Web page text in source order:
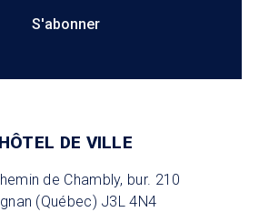
S'abonner
HÔTEL DE VILLE
de Chambly, bur. 210
(Québec) J3L 4N4